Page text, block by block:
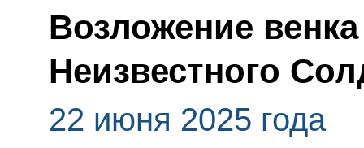
Возложение
Неизвестного
22 июня 2025 года